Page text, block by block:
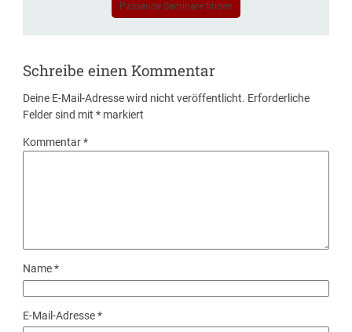
Passende Seminare finden
Schreibe einen Kommentar
Deine E-Mail-Adresse wird nicht veröffentlicht. Erforderliche
Felder sind mit* markiert
Kommentar*
Name*
E-Mail-Adresse*